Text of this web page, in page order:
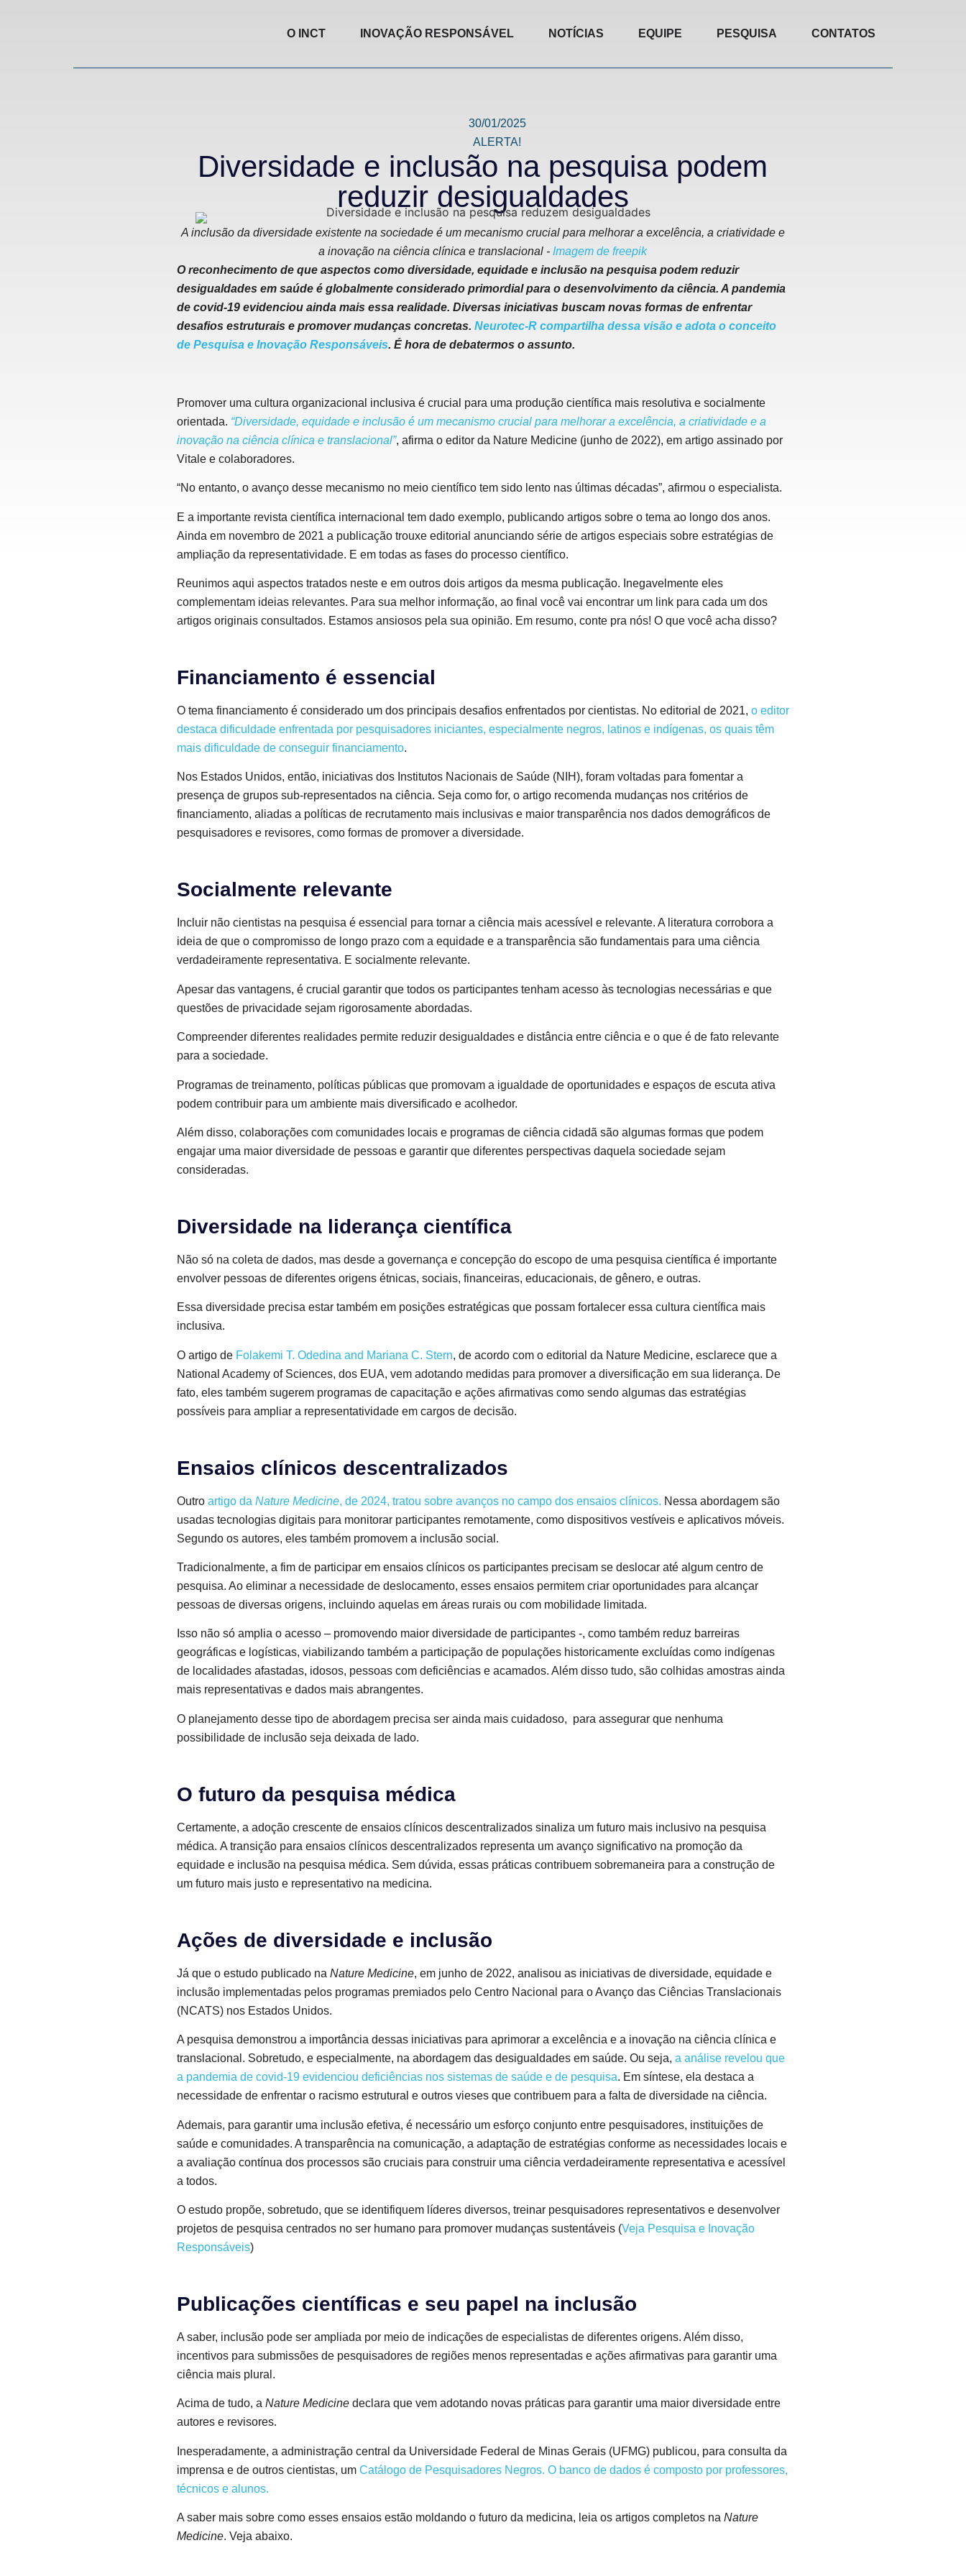
O INCT INOVAÇÃO RESPONSÁVEL NOTÍCIAS EQUIPE PESQUISA CONTATOS
30/01/2025
ALERTA!
Diversidade e inclusão na pesquisa podem
reduzir desigualdades
A inclusão da diversidade existente na sociedade é um mecanismo crucial para melhorar a excelência, a criatividade e
a inovação na ciência clínica e translacional - Imagem de freepik
O reconhecimento de que aspectos como diversidade, equidade e inclusão na pesquisa podem reduzir
desigualdades em saúde é globalmente considerado primordial para o desenvolvimento da ciência. A pandemia
de covid-19 evidenciou ainda mais essa realidade. Diversas iniciativas buscam novas formas de enfrentar
desafios estruturais e promover mudanças concretas. Neurotec-R compartilha dessa visão e adota o conceito
de Pesquisa e Inovação Responsáveis. É hora de debatermos o assunto.
Promover uma cultura organizacional inclusiva é crucial para uma produção científica mais resolutiva e socialmente
orientada. “Diversidade, equidade e inclusão é um mecanismo crucial para melhorar a excelência, a criatividade e a
inovação na ciência clínica e translacional”, afirma o editor da Nature Medicine (junho de 2022), em artigo assinado por
Vitale e colaboradores.
“No entanto, o avanço desse mecanismo no meio científico tem sido lento nas últimas décadas”, afirmou o especialista.
E a importante revista científica internacional tem dado exemplo, publicando artigos sobre o tema ao longo dos anos.
Ainda em novembro de 2021 a publicação trouxe editorial anunciando série de artigos especiais sobre estratégias de
ampliação da representatividade. E em todas as fases do processo científico.
Reunimos aqui aspectos tratados neste e em outros dois artigos da mesma publicação. Inegavelmente eles
complementam ideias relevantes. Para sua melhor informação, ao final você vai encontrar um link para cada um dos
artigos originais consultados. Estamos ansiosos pela sua opinião. Em resumo, conte pra nós! O que você acha disso?
Financiamento é essencial
O tema financiamento é considerado um dos principais desafios enfrentados por cientistas. No editorial de 2021, o editor
destaca dificuldade enfrentada por pesquisadores iniciantes, especialmente negros, latinos e indígenas, os quais têm
mais dificuldade de conseguir financiamento.
Nos Estados Unidos, então, iniciativas dos Institutos Nacionais de Saúde (NIH), foram voltadas para fomentar a
presença de grupos sub-representados na ciência. Seja como for, o artigo recomenda mudanças nos critérios de
financiamento, aliadas a políticas de recrutamento mais inclusivas e maior transparência nos dados demográficos de
pesquisadores e revisores, como formas de promover a diversidade.
Socialmente relevante
Incluir não cientistas na pesquisa é essencial para tornar a ciência mais acessível e relevante. A literatura corrobora a
ideia de que o compromisso de longo prazo com a equidade e a transparência são fundamentais para uma ciência
verdadeiramente representativa. E socialmente relevante.
Apesar das vantagens, é crucial garantir que todos os participantes tenham acesso às tecnologias necessárias e que
questões de privacidade sejam rigorosamente abordadas.
Compreender diferentes realidades permite reduzir desigualdades e distância entre ciência e o que é de fato relevante
para a sociedade.
Programas de treinamento, políticas públicas que promovam a igualdade de oportunidades e espaços de escuta ativa
podem contribuir para um ambiente mais diversificado e acolhedor.
Além disso, colaborações com comunidades locais e programas de ciência cidadã são algumas formas que podem
engajar uma maior diversidade de pessoas e garantir que diferentes perspectivas daquela sociedade sejam
consideradas.
Diversidade na liderança científica
Não só na coleta de dados, mas desde a governança e concepção do escopo de uma pesquisa científica é importante
envolver pessoas de diferentes origens étnicas, sociais, financeiras, educacionais, de gênero, e outras.
Essa diversidade precisa estar também em posições estratégicas que possam fortalecer essa cultura científica mais
inclusiva.
O artigo de Folakemi T. Odedina and Mariana C. Stern, de acordo com o editorial da Nature Medicine, esclarece que a
National Academy of Sciences, dos EUA, vem adotando medidas para promover a diversificação em sua liderança. De
fato, eles também sugerem programas de capacitação e ações afirmativas como sendo algumas das estratégias
possíveis para ampliar a representatividade em cargos de decisão.
Ensaios clínicos descentralizados
Outro artigo da Nature Medicine, de 2024, tratou sobre avanços no campo dos ensaios clínicos. Nessa abordagem são
usadas tecnologias digitais para monitorar participantes remotamente, como dispositivos vestíveis e aplicativos móveis.
Segundo os autores, eles também promovem a inclusão social.
Tradicionalmente, a fim de participar em ensaios clínicos os participantes precisam se deslocar até algum centro de
pesquisa. Ao eliminar a necessidade de deslocamento, esses ensaios permitem criar oportunidades para alcançar
pessoas de diversas origens, incluindo aquelas em áreas rurais ou com mobilidade limitada.
Isso não só amplia o acesso – promovendo maior diversidade de participantes -, como também reduz barreiras
geográficas e logísticas, viabilizando também a participação de populações historicamente excluídas como indígenas
de localidades afastadas, idosos, pessoas com deficiências e acamados. Além disso tudo, são colhidas amostras ainda
mais representativas e dados mais abrangentes.
O planejamento desse tipo de abordagem precisa ser ainda mais cuidadoso, para assegurar que nenhuma
possibilidade de inclusão seja deixada de lado.
O futuro da pesquisa médica
Certamente, a adoção crescente de ensaios clínicos descentralizados sinaliza um futuro mais inclusivo na pesquisa
médica. A transição para ensaios clínicos descentralizados representa um avanço significativo na promoção da
equidade e inclusão na pesquisa médica. Sem dúvida, essas práticas contribuem sobremaneira para a construção de
um futuro mais justo e representativo na medicina.
Ações de diversidade e inclusão
Já que o estudo publicado na Nature Medicine, em junho de 2022, analisou as iniciativas de diversidade, equidade e
inclusão implementadas pelos programas premiados pelo Centro Nacional para o Avanço das Ciências Translacionais
(NCATS) nos Estados Unidos.
A pesquisa demonstrou a importância dessas iniciativas para aprimorar a excelência e a inovação na ciência clínica e
translacional. Sobretudo, e especialmente, na abordagem das desigualdades em saúde. Ou seja, a análise revelou que
a pandemia de covid-19 evidenciou deficiências nos sistemas de saúde e de pesquisa. Em síntese, ela destaca a
necessidade de enfrentar o racismo estrutural e outros vieses que contribuem para a falta de diversidade na ciência.
Ademais, para garantir uma inclusão efetiva, é necessário um esforço conjunto entre pesquisadores, instituições de
saúde e comunidades. A transparência na comunicação, a adaptação de estratégias conforme as necessidades locais e
a avaliação contínua dos processos são cruciais para construir uma ciência verdadeiramente representativa e acessível
a todos.
O estudo propõe, sobretudo, que se identifiquem líderes diversos, treinar pesquisadores representativos e desenvolver
projetos de pesquisa centrados no ser humano para promover mudanças sustentáveis (Veja Pesquisa e Inovação
Responsáveis)
Publicações científicas e seu papel na inclusão
A saber, inclusão pode ser ampliada por meio de indicações de especialistas de diferentes origens. Além disso,
incentivos para submissões de pesquisadores de regiões menos representadas e ações afirmativas para garantir uma
ciência mais plural.
Acima de tudo, a Nature Medicinedeclara que vem adotando novas práticas para garantir uma maior diversidade entre
autores e revisores.
Inesperadamente, a administração central da Universidade Federal de Minas Gerais (UFMG) publicou, para consulta da
imprensa e de outros cientistas, um Catálogo de Pesquisadores Negros. O banco de dados é composto por professores,
técnicos e alunos.
A saber mais sobre como esses ensaios estão moldando o futuro da medicina, leia os artigos completos na Nature
Medicine. Veja abaixo.